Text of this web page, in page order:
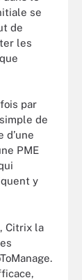
se
de
les
par
de
d’une
PME
y
Citrix la